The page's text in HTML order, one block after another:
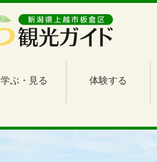
学ぶ・見る 体験する